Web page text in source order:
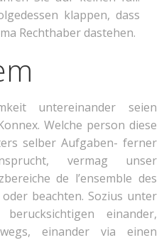
klappen, dass
Rechthaber dastehen.
untereinander seien
Welche person diese
selber Aufgaben- ferner
vermag unser
de l’ensemble des
beachten. Sozius unter
einander,
einander via einen